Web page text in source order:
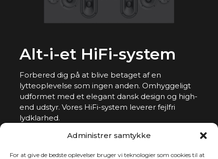
Administrer samtykke
For at give de bedste oplevelser bruger vi teknologier som cookies til at
Alt-i-et HiFi-system
Forbered dig på at blive betaget af en
lytteoplevelse som ingen anden. Omhyggeligt
udformet med et elegant dansk design og high-
end udstyr. Vores HiFi-system leverer fejlfri
lydklarhed.
Her har du løsningen til at gemme kabler og